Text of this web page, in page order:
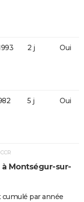
2 j Oui
5 j Oui
Montségur-sur-
cumulé par année